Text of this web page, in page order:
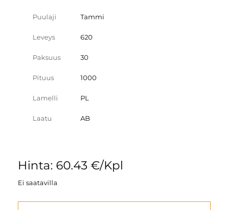
Puulaji Tammi
Leveys 620
Paksuus 30
Pituus 1000
Lamelli PL
Laatu AB
Hinta: 60.43 €/Kpl
Ei saatavilla